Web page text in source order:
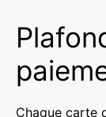
Chaque carte